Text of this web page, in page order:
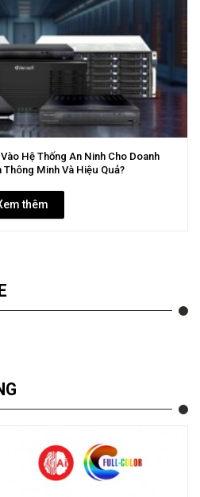
Hệ Thống An Ninh Cho Doanh
Minh Và Hiệu Quả?
thêm